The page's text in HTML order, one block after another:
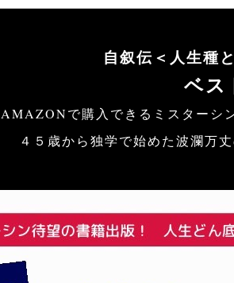
自叙伝＜人生種
ベス
AMAZONで購入できるミスターシ
４５歳から独学で始めた波瀾万